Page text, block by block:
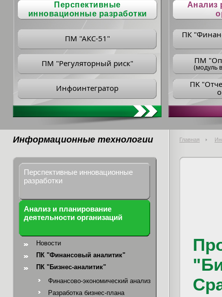
Перспективные
инновационные разработки
ПМ "АКС-51"
ПМ "Регуляторный риск"
Инфоинтегратор
Анализ
ПК
ПM
(модуль
ПK
Информационные технологии Главная
Перспективные инновационные
разработки
Анализ и планирование
деятельности организаций
Новости
ПК "Финансовый аналитик"
ПК "Бизнес-аналитик"
Финансово-экономический анализ
Разработка бизнес-плана